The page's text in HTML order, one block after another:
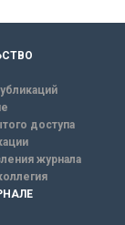
доступа
журнала